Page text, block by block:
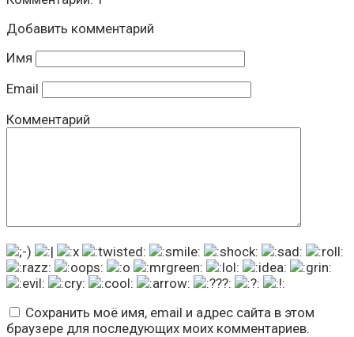
Добавить комментарий
Имя
Email
Комментарий
Сохранить моё имя, email и адрес сайта в этом
браузере для последующих моих комментариев.